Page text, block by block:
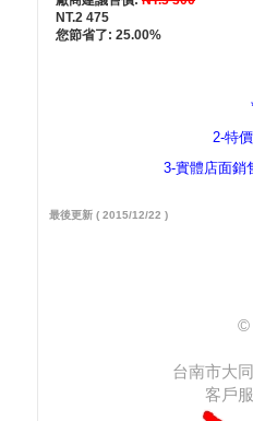
NT.2 475
您節省了: 25.00%
2-特
3-實體店面銷
最後更新 ( 2015/12/22 )
©
台南市大
客戶